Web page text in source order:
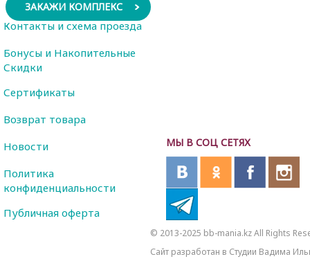
ЗАКАЖИ КОМПЛЕКС
МЫ В СОЦ СЕТЯХ
Контакты и схема проезда
Бонусы и Накопительные
Скидки
Сертификаты
Возврат товара
Новости
Политика
конфиденциальности
Публичная оферта
© 2013-2025 bb-mania.kz All Rights
Сайт разработан в Студии Вадима